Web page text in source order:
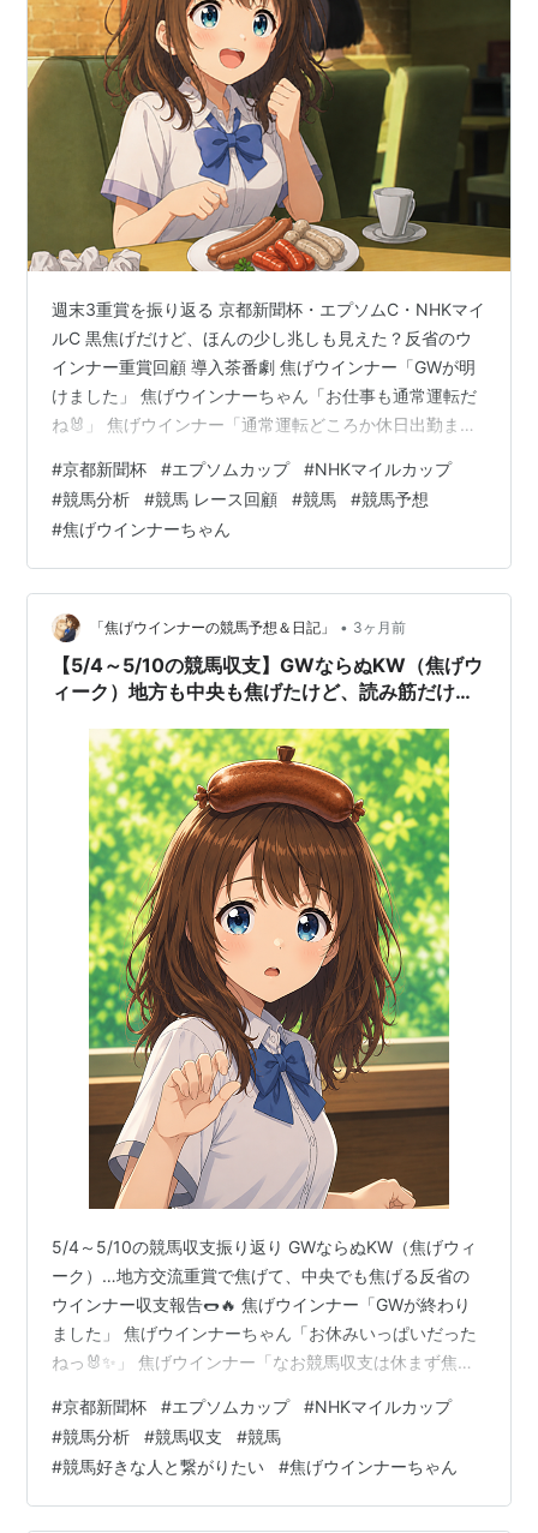
第
37
1989年10
月15日
京都 芝
2200
バンブービ
ギン
牡
3
1990年10
月14日
京都 芝
2200
メジロライ
アン
横山典弘
回
1991年10
月13日
京都 芝
2200
ナイスネイ
チャ
牡
3
松永昌博
第
40
1992年10
月18日
京都 芝
2200
ミホノブル
ボン
牡
3
小島貞博
41
1993年10
月17日
京都 芝
2200
ウイニング
チケット
牡
3
柴田政人
42
回
月16日
2200
3
第
43
回
1995年10
月15日
京都 芝
2200
ナリタキン
グオー
牡
3
藤田伸二
1996年10
月13日
京都 芝
2200
ダンスイン
ザダーク
牡
3
武豊
1997年10
月12日
京都 芝
2200
マチカネフ
クキタル
牡
3
南井克巳
1998年10
月18日
京都 芝
2200
スペシャル
ウィーク
牡
3
武豊
1999年10
月17日
京都 芝
2200
アドマイヤ
ベガ
牡
3
武豊
2000年5
月6日
京都 芝
2000
アグネスフ
ライト
牡
3
河内洋
2001年5月
4日
京都 芝
2000
テンザンセ
イザ
牡
幸英明
2002年5
京都 芝
ファストタ
牡
安田康彦
51
2003年5
月10日
京都 芝
2200
マーブルチ
ーフ
牡
3
池添謙一
2004年5
月8日
京都 芝
2200
ハーツクラ
牡
安藤勝己
回
2005年5
京都 芝
インティラ
牡
佐藤哲三
週末3重賞を振り返る 京都新聞杯・エプソムC・NHKマイ
ルC 黒焦げだけど、ほんの少し兆しも見えた？反省のウ
インナー重賞回顧 導入茶番劇 焦げウインナー「GWが明
けました」 焦げウインナーちゃん「お仕事も通常運転だ
ね🐰」 焦げウインナー「通常運転どころか休日出勤まで
なのか競馬場なのかわからないね…🌭💦」 焦げウインナ
ー「しかも競馬は相変わらず黒焦げ。焦げても大丈夫。
給料で補填するから」 焦げウインナーちゃん「それは一
番言っちゃダメなやつだよ🥺🔥」 焦げウインナー「た
だ、先週は全部が全部ダメではなかった。京都新聞杯は
1〜3着に印。NHKマイルC…
#京都新聞杯 #エプソムカップ #NHKマイルカップ
#競馬分析 #競馬 レース回顧 #競馬 #競馬予想
#焦げウインナーちゃん
「焦げウインナーの競馬予想＆日記」 • 3ヶ月前
【5/4～5/10の競馬収支】GWならぬKW（焦げウ
ィーク）地方も中央も焦げたけど、読み筋だけは
5/4～5/10の競馬収支振り返り GWならぬKW（焦げウィ
ーク）…地方交流重賞で焦げて、中央でも焦げる反省の
ウインナー収支報告🌭🔥 焦げウインナー「GWが終わり
ました」 焦げウインナーちゃん「お休みいっぱいだった
ねっ🐰✨」 焦げウインナー「なお競馬収支は休まず焦げ
ね🥺🔥」 焦げウインナー「地方交流重賞で焦げて、週末
は中央で焦げる。もうウインナーたちのライフはゼロで
す」 焦げウインナーちゃん「でも、かしわ記念は大きく
助かったんじゃないの？」 焦げウインナー「助かった。
#京都新聞杯 #エプソムカップ #NHKマイルカップ
#競馬分析 #競馬収支 #競馬
#競馬好きな人と繋がりたい #焦げウインナーちゃん